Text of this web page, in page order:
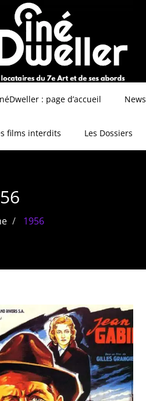
: page d’accueil News
films interdits Les Dossiers
1956